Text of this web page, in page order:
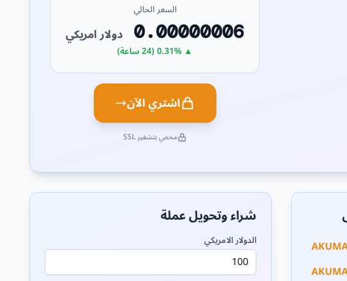
السعر الحالي
0.00000006 دولار امريكي
▲ 0.31% (24 ساعة)
اشتري الآن
محمي بتشفير SSL
شراء وتحويل عملة
الدولار الامريكي